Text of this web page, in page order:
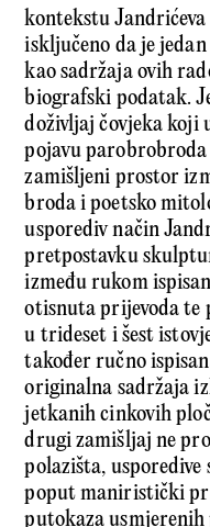
kontekstu
isključeno da je
kao sadržaja ovih
biografski podatak.
doživ­ljaj čovjeka koji
pojavu
zamišljeni prostor
broda i poetsko
usporediv način
pretpostavku
između rukom
otisnuta prijevoda te
u trideset i šest
također ručno
originalna sadržaja
jetkanih cinkovih
drugi zamišljaj ne
polazišta,
poput maniristički
putokaza